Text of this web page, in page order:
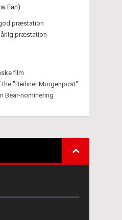
Fan)
præstation
præstation
film
the "Berliner Morgenpost"
Bear-nominering